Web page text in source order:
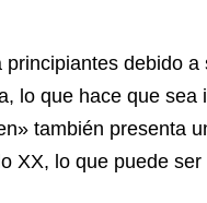
debido a
lo que hace que sea
también presenta
XX, lo que puede